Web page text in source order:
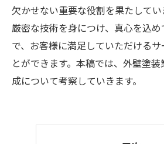
欠かせない重要な役割を果たして
厳密な技術を身につけ、真心を込
で、お客様に満足していただける
とができます。本稿では、外壁塗
成について考察していきます。